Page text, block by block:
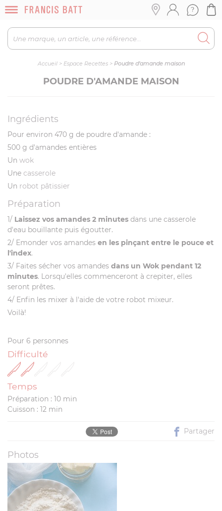
Accueil> Espace Recettes> Poudre d'amande maison
POUDRE D'AMANDE MAISON
Ingrédients
Pour environ 470 g de poudre d'amande :
500 g d'amandes entières
Un wok
Une casserole
Un robot pâtissier
Préparation
1/ Laissez vos amandes 2 minutes dans une casserole
d'eau bouillante puis égoutter.
2/ Emonder vos amandes en les pinçant entre le pouce et
l'index.
3/ Faites sécher vos amandes dans un Wok pendant 12
minutes. Lorsqu'elles commenceront à crepiter, elles
seront prêtes.
4/ Enfin les mixer à l'aide de votre robot mixeur.
Voilà!
Pour 6 personnes
Difficulté
Temps
Préparation : 10 min
Cuisson : 12 min
Partager
Photos